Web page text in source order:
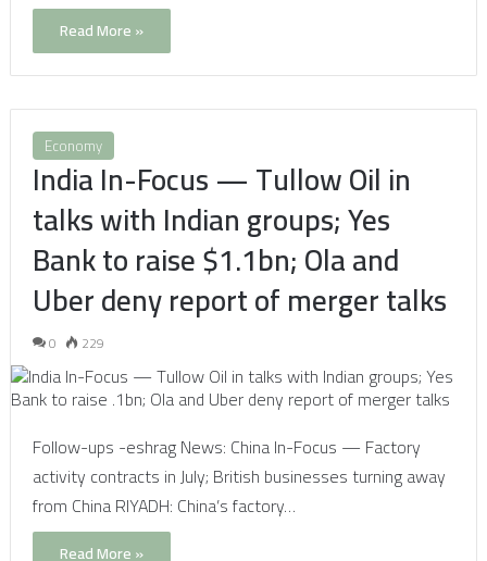
Read More »
Economy
India In-Focus — Tullow Oil in
talks with Indian groups; Yes
Bank to raise $1.1bn; Ola and
Uber deny report of merger talks
0 229
Follow-ups -eshrag News: China In-Focus — Factory
activity contracts in July; British businesses turning away
from China RIYADH: China’s factory…
Read More »